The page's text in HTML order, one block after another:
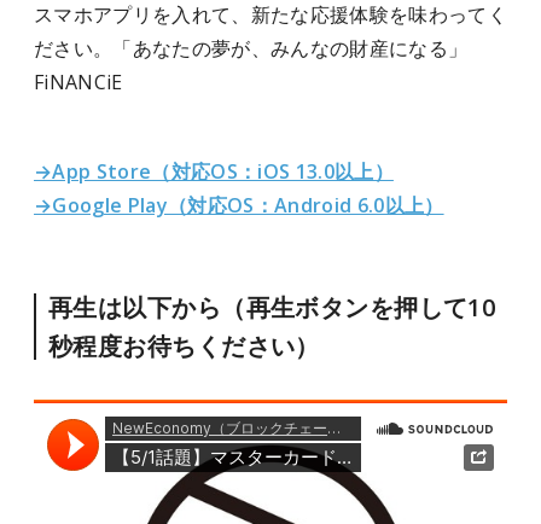
スマホアプリを入れて、新たな応援体験を味わってく
ださい。「あなたの夢が、みんなの財産になる」
FiNANCiE
→App Store（対応OS：iOS 13.0以上）
→Google Play（対応OS：Android 6.0以上）
再生は以下から（再生ボタンを押して10
秒程度お待ちください）